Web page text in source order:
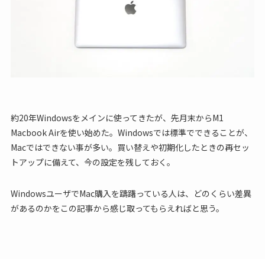
約20年Windowsをメインに使ってきたが、先月末からM1
Macbook Airを使い始めた。Windowsでは標準でできることが、
Macではできない事が多い。買い替えや初期化したときの再セッ
トアップに備えて、今の設定を残しておく。
WindowsユーザでMac購入を躊躇っている人は、どのくらい差異
があるのかをこの記事から感じ取ってもらえればと思う。